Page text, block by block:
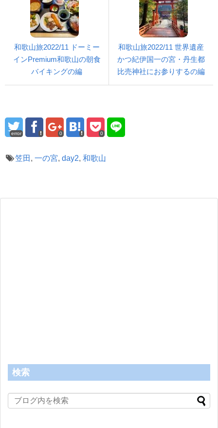
和歌山旅2022/11 ドーミー
インPremium和歌山の朝食
バイキングの編
和歌山旅2022/11 世界遺産
かつ紀伊国一の宮・丹生都
比売神社にお参りするの編
error 0 0
笠田 , 一の宮, day2, 和歌山
検索